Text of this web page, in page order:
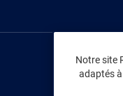
Notre site
adaptés